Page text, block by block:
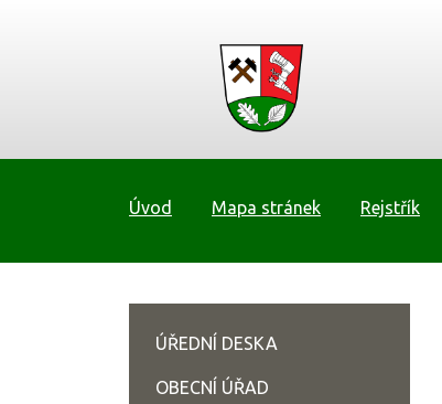
Úvod Mapa stránek Rejstřík
ÚŘEDNÍ DESKA
OBECNÍ ÚŘAD